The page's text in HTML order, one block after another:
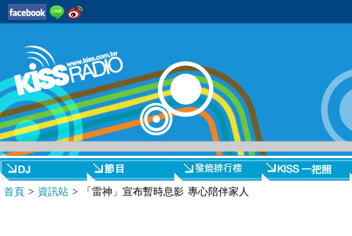
首頁 > 資訊站 > 「雷神」宣布暫時息影 專心陪伴家人